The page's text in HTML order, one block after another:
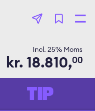
TIP
Incl.25% Moms
kr.18.810,00